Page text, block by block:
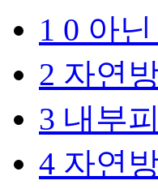
1 0 아
2 자연
3 내부
4 자연